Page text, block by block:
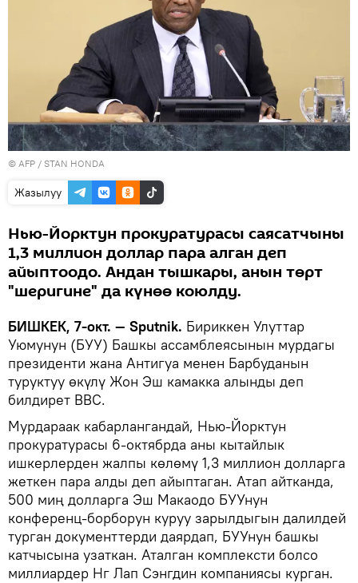
© AFP / STAN HONDA
Жазылуу
Нью-Йорктун прокуратурасы саясатчыны
1,3 миллион доллар пара алган деп
айыптоодо. Андан тышкары, анын төрт
"шеригине" да күнөө коюлду.
БИШКЕК, 7-окт. — Sputnik. Бириккен Улуттар
Уюмунун (БУУ) Башкы ассамблеясынын мурдагы
президенти жана Антигуа менен Барбуданын
туруктуу өкүлү Жон Эш камакка алынды деп
билдирет BBC.
Мурдараак кабарлангандай, Нью-Йорктун
прокуратурасы 6-октябрда аны кытайлык
ишкерлерден жалпы көлөмү 1,3 миллион долларга
жеткен пара алды деп айыптаган. Атап айтканда,
500 миң долларга Эш Макаодо БУУнун
конференц-борборун куруу зарылдыгын далилдей
турган документтерди даярдап, БУУнун башкы
катчысына узаткан. Аталган комплексти болсо
миллиардер Нг Лап Сэнгдин компаниясы курган.